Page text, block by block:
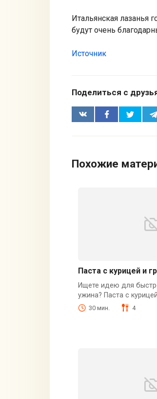
Итальянская лазанья
будут очень
Источник
Поделиться с
Похожие
Паста с курицей и
Ищете идею для
ужина? Паста с курицей
30 мин. 4